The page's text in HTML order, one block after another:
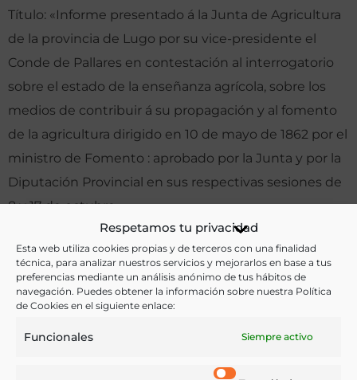
Respetamos tu privacidad
Esta web utiliza cookies propias y de terceros con una finalidad
técnica, para analizar nuestros servicios y mejorarlos en base a tus
preferencias mediante un análisis anónimo de tus hábitos de
navegación. Puedes obtener la información sobre nuestra Política
de Cookies en el siguiente enlace:
Funcionales Siempre activo
Título: «Informe presentado á la Junta de Agricultura
de la provincia de Lugo por su vice-presidente el
Conde de Pallares en contestación al interrogatorio
sobre el estado de la enseñanza agrícola, sobre los
medios de contribuir á su propagación y al fomento
de la agricultura dirigido en 10 de mayo de 1862 por el
ministro de Fomento : aprobado por la Junta y por la
Diputación Provincial en sus respectivas sesiones de
8 y 17 de octubre
Otras ediciones:
Notas:
Ver más libros de estas materias: